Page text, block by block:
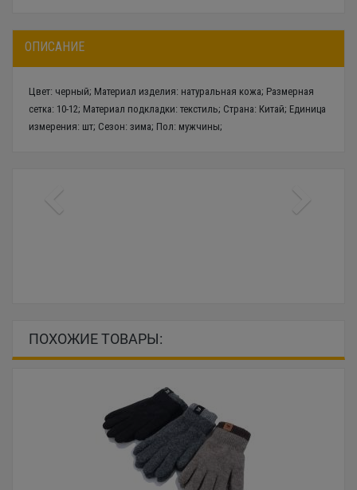
ОПИСАНИЕ
Цвет: черный; Материал изделия: натуральная кожа; Размерная
сетка: 10-12; Материал подкладки: текстиль; Страна: Китай; Единица
измерения: шт; Сезон: зима; Пол: мужчины;
ПОХОЖИЕ ТОВАРЫ: